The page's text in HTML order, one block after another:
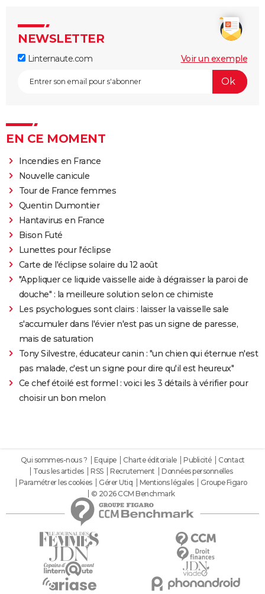
NEWSLETTER
Linternaute.com Voir un exemple
EN CE MOMENT
Incendies en France
Nouvelle canicule
Tour de France femmes
Quentin Dumontier
Hantavirus en France
Bison Futé
Lunettes pour l'éclipse
Carte de l'éclipse solaire du 12 août
"Appliquer ce liquide vaisselle aide à dégraisser la paroi de
douche" : la meilleure solution selon ce chimiste
Les psychologues sont clairs : laisser la vaisselle sale
s'accumuler dans l'évier n'est pas un signe de paresse,
mais de saturation
Tony Silvestre, éducateur canin : "un chien qui éternue n'est
pas malade, c'est un signe pour dire qu'il est heureux"
Ce chef étoilé est formel : voici les 3 détails à vérifier pour
choisir un bon melon
Qui sommes-nous ? Equipe Charte éditoriale Publicité
Contact
Tous les articles
RSS Recrutement
Données personnelles
Paramétrer les cookies
Gérer Utiq Mentions légales
Groupe Figaro
© 2026 CCM Benchmark